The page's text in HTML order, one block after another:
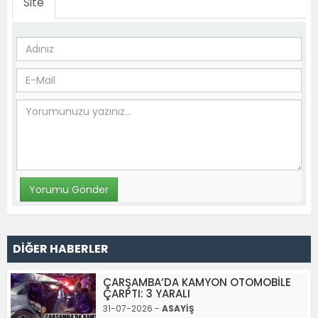
DİĞER HABERLER
ÇARŞAMBA’DA KAMYON OTOMOBİLE
ÇARPTI: 3 YARALI
31-07-2026 - ASAYİŞ